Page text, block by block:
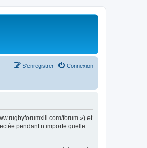
Connexion
S’enregistrer
forum ») et
pendant n’importe quelle